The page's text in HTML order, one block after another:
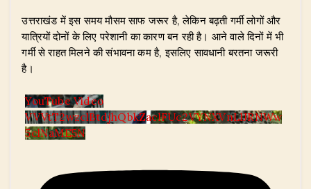
उत्तराखंड में इस समय मौसम साफ जरूर है, लेकिन बढ़ती गर्मी लोगों और
यात्रियों दोनों के लिए परेशानी का कारण बन रही है। आने वाले दिनों में भी
गर्मी से राहत मिलने की संभावना कम है, इसलिए सावधानी बरतना जरूरी
है।
YouTube Video
VVVtT2wzclBtdjhQbkZaclFUc2VYNXVnLlJRNWw
5clNaME5N